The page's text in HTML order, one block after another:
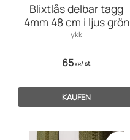
Blixtlås delbar tagg
4mm 48 cm i ljus grön
ykk
65KR/st.
KAUFEN